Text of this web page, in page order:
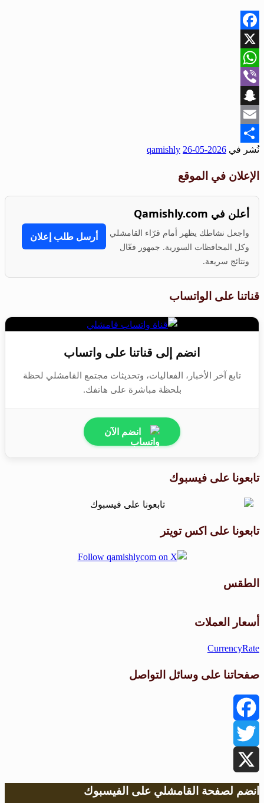
Facebook
X
WhatsApp
Viber
Snapchat
Email
Share
نُشر في 2026-05-26
qamishly
الإعلان في الموقع
أعلن في Qamishly.com
واجعل نشاطك يظهر أمام قرّاء القامشلي
وكل المحافظات السورية. جمهور فعّال
ونتائج سريعة.
أرسل طلب إعلان
قناتنا على الواتساب
انضم إلى قناتنا على واتساب
تابع آخر الأخبار، الفعاليات، وتحديثات مجتمع القامشلي لحظة
بلحظة مباشرة على هاتفك.
انضم الآن
تابعونا على فيسبوك
تابعونا على اكس تويتر
الطقس
أسعار العملات
CurrencyRate
صفحاتنا على وسائل التواصل
Facebook
Twitter
X
انضم لصفحة القامشلي على الفيسبوك